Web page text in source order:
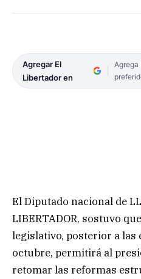
Agregar El
Libertador en
Agrega
El Diputado nacional de
LIBERTADOR, sostuvo
legislativo, posterior a las
octubre, permitirá al
retomar las reformas